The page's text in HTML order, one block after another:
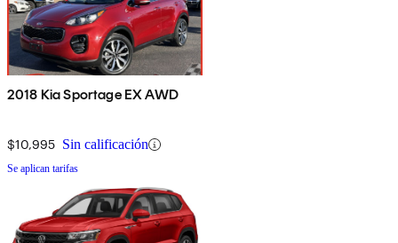
2018 Kia Sportage EX AWD
$10,995 Sin calificación
Se aplican tarifas